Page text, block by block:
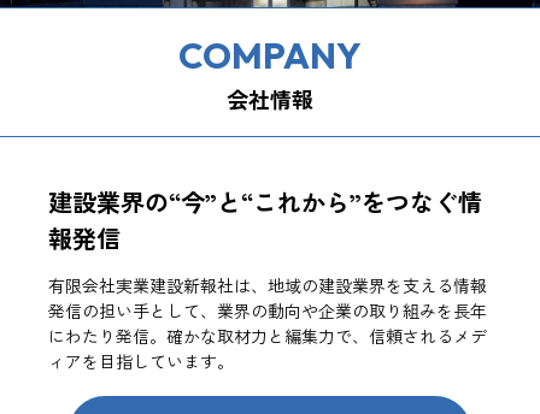
COMPANY
会社情報
建設業界の“今”と“これから”をつなぐ情
報発信
有限会社実業建設新報社は、地域の建設業界を支える情報
発信の担い手として、業界の動向や企業の取り組みを長年
にわたり発信。確かな取材力と編集力で、信頼されるメデ
ィアを目指しています。